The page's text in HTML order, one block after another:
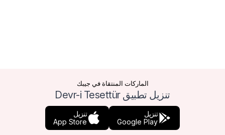
الماركات المنتقاة في جيبك
تنزيل تطبيق Devr-i Tesettür
تنزيل
Google Play
تنزيل
App Store